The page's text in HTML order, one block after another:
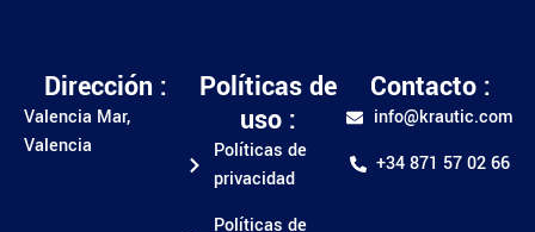
Dirección :
Valencia Mar,
Valencia
Políticas de
uso :
Políticas de
privacidad
Políticas de
Contacto :
info@krautic.com
+34 871 57 02 66